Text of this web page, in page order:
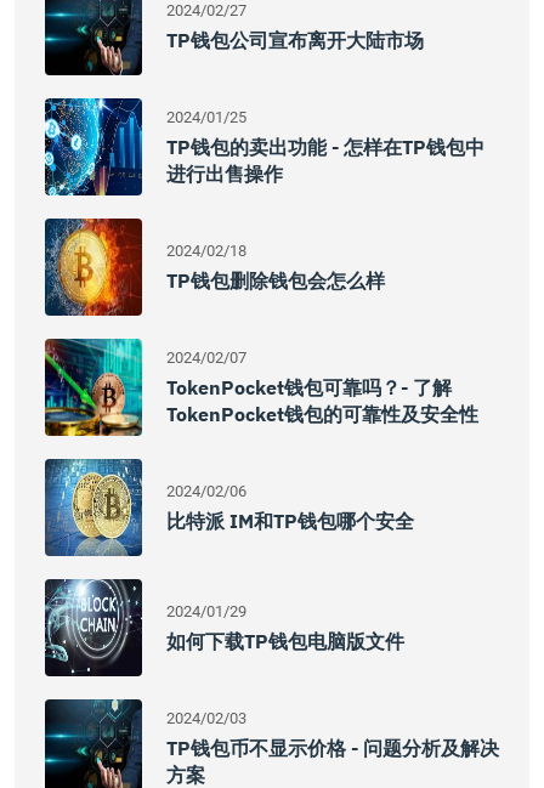
2024/02/27
TP钱包公司宣布离开大陆市场
2024/01/25
TP钱包的卖出功能 - 怎样在TP钱包中
进行出售操作
2024/02/18
TP钱包删除钱包会怎么样
2024/02/07
TokenPocket钱包可靠吗？- 了解
TokenPocket钱包的可靠性及安全性
2024/02/06
比特派 IM和TP钱包哪个安全
2024/01/29
如何下载TP钱包电脑版文件
2024/02/03
TP钱包币不显示价格 - 问题分析及解决
方案